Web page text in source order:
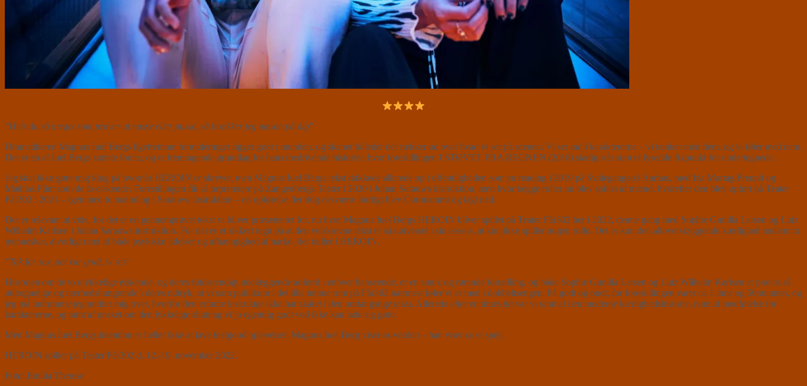
”Hvis du så meget som prøver at nusse eller pusse, så brækker jeg næsen på dig”
Dramatikeren Magnus Iuel Bergs ligefremme formuleringer ligger godt i munden, og skaber billeder der rækker ud over hvad vi ser på scenen. Vi ser ind i karaktererne – vi tænker med dem, og vi føler med dem.
Det er en af Iuel Bergs største forcer, og et fremragende grundlag for hans medrivende historier, hvor forestillingen I STØVET FRA REGNEN (2018) stadig står som et lysende fixpunkt for undertegnede.
Jeg skal ikke gøre mig klog på hvornår HEROIN er skrevet, men Magnus Iuel Bergs tekst dukkede allerede op i offentligheden som en reading i 2019 på Svalegangen i Aarhus, med Iza Mortag Freund og
Mathias Flint som de to elskende. Forestillingen fik så urpremiere på Zangenbergs Teater i 2020 i Johan Sarauws instruktion, men hvor begge roller nu blev spillet af mænd, hvorefter den blev opført på Teater
Får302 i 2021 – igen med to mænd og i Sarauws instruktion – en opførelse der dog desværre hurtigt blev Coronaramt og lagt ned.
Det er relevant at vide, for det er en gennemprøvet tekst vi bliver præsenteret for, nu hvor Magnus Iuel Bergs HEROIN bliver spillet på Teater Får302 her i 2022, denne gang med Sophie Gunilla Larsen og Luiz
Wilhelm Karlsen i Johan Sarauws instruktion. For det er et sikkert tegn på at den velskrevne tekst er så universel i sin essens, at køn ikke spiller nogen rolle. Det er kun den altoverskyggende kærlighed mellem to
mennesker, alvorligt ramt af både psykiske lidelser og afhængighed af narko, der tæller i HEROIN.
”Tak for sex, det var godt, vi ses”
Historien om de to ulykkelige elskende, og deres fuldstændigt ødelæggende adfærd i enhver henseende, er en smuk og rørende fortælling, og både Sophie Gunilla Larsen og Luiz Wilhelm Karlsen er præcis så
utilregnelige og nærhedshungrende i deres udtryk, at vi som publikum i det lille intime rum på Får302 nærmest føler vi er med i dobbeltsengen. På godt og ondt, for forestillingen varer ca 1 time og 50minutter, og
jeg må indrømme jeg undrer mig over, hvorfor den erfarne instruktør ikke har skåret i den omfangsrige tekst. Allerede efter en times tid var vi ramt af den moderne kærlighedshistorie, ramt af medfølelse for
karaktererne, og ramt af ønsket om den lykkelige slutning vi jo egentlig godt ved ikke kan lade sig gøre.
Men Magnus Iuel Bergs intention er heller ikke at lave feelgood oplevelser. Magnus Iuel Berg viser os verden – han viser os et spejl.
HEROIN spiller på Teater Får302 d. 12.-19. november 2022.
Foto: Emilia Therese